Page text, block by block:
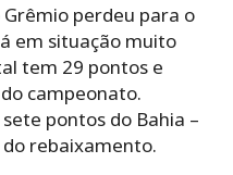
perdeu para o
em situação muito
tem 29 pontos e
campeonato.
pontos do Bahia –
rebaixamento.